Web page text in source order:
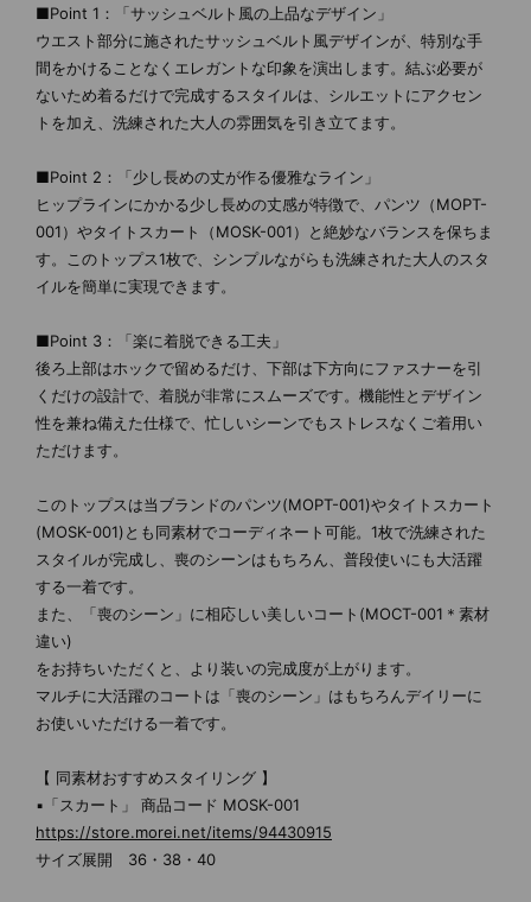
■Point 1：「サッシュベルト風の上品なデザイン」
ウエスト部分に施されたサッシュベルト風デザインが、特別な手
間をかけることなくエレガントな印象を演出します。結ぶ必要が
ないため着るだけで完成するスタイルは、シルエットにアクセン
トを加え、洗練された大人の雰囲気を引き立てます。
■Point 2：「少し長めの丈が作る優雅なライン」
ヒップラインにかかる少し長めの丈感が特徴で、パンツ（MOPT-
001）やタイトスカート（MOSK-001）と絶妙なバランスを保ちま
す。このトップス1枚で、シンプルながらも洗練された大人のスタ
イルを簡単に実現できます。
■Point 3：「楽に着脱できる工夫」
後ろ上部はホックで留めるだけ、下部は下方向にファスナーを引
くだけの設計で、着脱が非常にスムーズです。機能性とデザイン
性を兼ね備えた仕様で、忙しいシーンでもストレスなくご着用い
ただけます。
このトップスは当ブランドのパンツ(MOPT-001)やタイトスカート
(MOSK-001)とも同素材でコーディネート可能。1枚で洗練された
スタイルが完成し、喪のシーンはもちろん、普段使いにも大活躍
する一着です。
また、「喪のシーン」に相応しい美しいコート(MOCT-001＊素材
違い)
をお持ちいただくと、より装いの完成度が上がります。
マルチに大活躍のコートは「喪のシーン」はもちろんデイリーに
お使いいただける一着です。
【 同素材おすすめスタイリング 】
▪「スカート」 商品コード MOSK-001
https://store.morei.net/items/94430915
サイズ展開 36・38・40